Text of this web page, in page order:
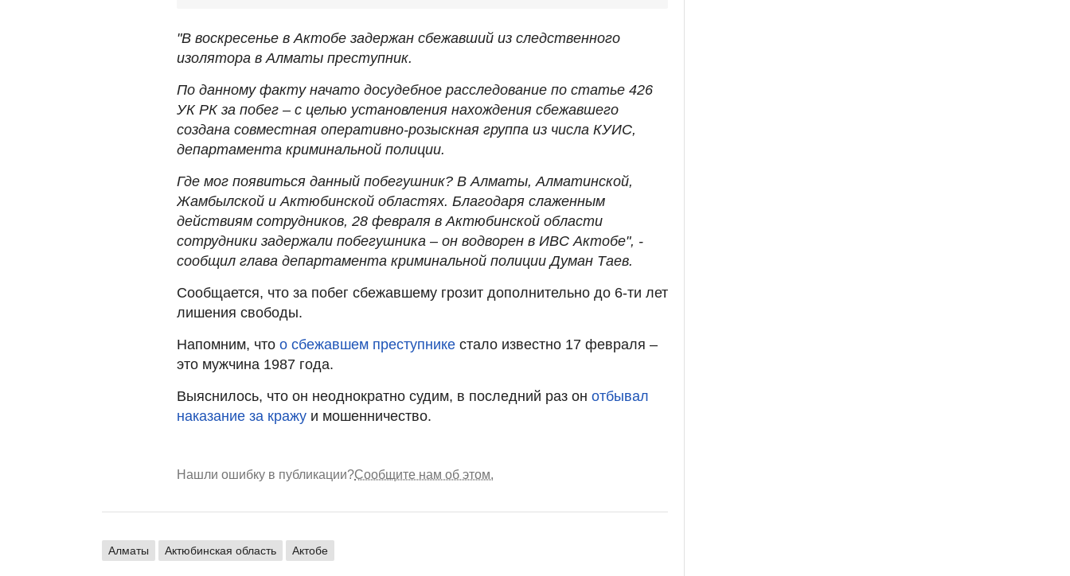
"В воскресенье в Актобе задержан сбежавший из следственного
изолятора в Алматы преступник.
По данному факту начато досудебное расследование по статье 426
УК РК за побег – с целью установления нахождения сбежавшего
создана совместная оперативно-розыскная группа из числа КУИС,
департамента криминальной полиции.
Где мог появиться данный побегушник? В Алматы, Алматинской,
Жамбылской и Актюбинской областях. Благодаря слаженным
действиям сотрудников, 28 февраля в Актюбинской области
сотрудники задержали побегушника – он водворен в ИВС Актобе", -
сообщил глава департамента криминальной полиции Думан Таев.
Сообщается, что за побег сбежавшему грозит дополнительно до 6-ти лет
лишения свободы.
Напомним, что о сбежавшем преступнике стало известно 17 февраля –
это мужчина 1987 года.
Выяснилось, что он неоднократно судим, в последний раз он отбывал
наказание за кражу и мошенничество.
Нашли ошибку в публикации?Сообщите нам об этом.
Алматы Актюбинская область Актобе